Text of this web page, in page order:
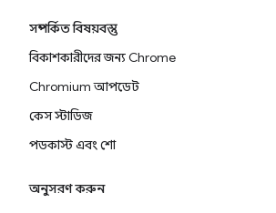
সম্পর্কিত বিষয়বস্তু
বিকাশকারীদের জন্য Chrome
Chromium আপডেট
কেস স্টাডিজ
পডকাস্ট এবং শো
অনুসরণ করুন